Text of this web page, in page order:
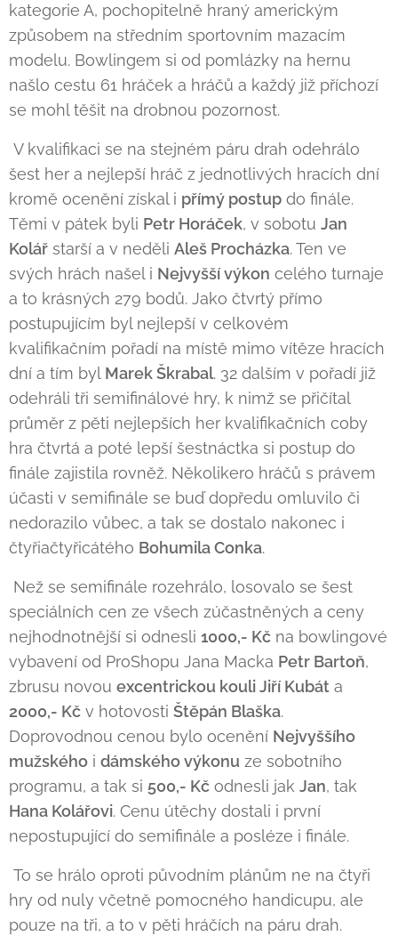
kategorie A, pochopitelně hraný americkým
způsobem na středním sportovním mazacím
modelu. Bowlingem si od pomlázky na hernu
našlo cestu 61 hráček a hráčů a každý již příchozí
se mohl těšit na drobnou pozornost.
V kvalifikaci se na stejném páru drah odehrálo
šest her a nejlepší hráč z jednotlivých hracích dní
kromě ocenění získal i přímý postup do finále.
Těmi v pátek byli Petr Horáček, v sobotu Jan
Kolář starší a v neděli Aleš Procházka. Ten ve
svých hrách našel i Nejvyšší výkon celého turnaje
a to krásných 279 bodů. Jako čtvrtý přímo
postupujícím byl nejlepší v celkovém
kvalifikačním pořadí na místě mimo vítěze hracích
dní a tím byl Marek Škrabal. 32 dalším v pořadí již
odehráli tři semifinálové hry, k nimž se přičítal
průměr z pěti nejlepších her kvalifikačních coby
hra čtvrtá a poté lepší šestnáctka si postup do
finále zajistila rovněž. Několikero hráčů s právem
účasti v semifinále se buď dopředu omluvilo či
nedorazilo vůbec, a tak se dostalo nakonec i
čtyřiačtyřicátého Bohumila Conka.
Než se semifinále rozehrálo, losovalo se šest
speciálních cen ze všech zúčastněných a ceny
nejhodnotnější si odnesli 1000,- Kč na bowlingové
vybavení od ProShopu Jana Macka Petr Bartoň,
zbrusu novou excentrickou kouli Jiří Kubát a
2000,- Kč v hotovosti Štěpán Blaška.
Doprovodnou cenou bylo ocenění Nejvyššího
mužského i dámského výkonu ze sobotního
programu, a tak si 500,- Kč odnesli jak Jan, tak
Hana Kolářovi. Cenu útěchy dostali i první
nepostupující do semifinále a posléze i finále.
To se hrálo oproti původním plánům ne na čtyři
hry od nuly včetně pomocného handicupu, ale
pouze na tři, a to v pěti hráčích na páru drah.